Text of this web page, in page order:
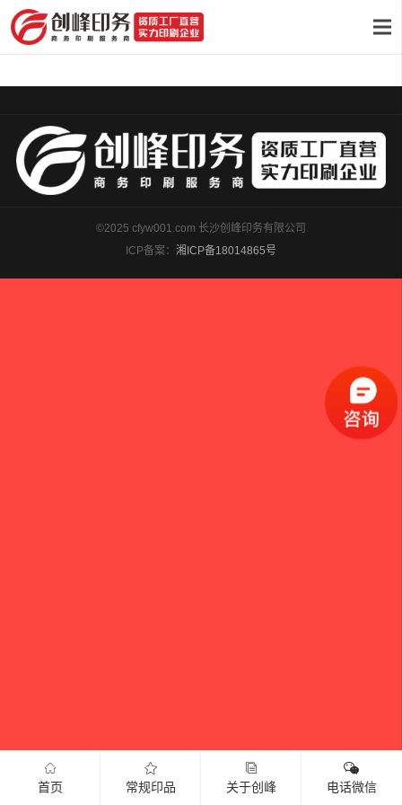
首页 常规印品 关于创峰 电话微信
©2025 cfyw001.com 长沙创峰印务有限公司
ICP备案： 湘ICP备18014865号